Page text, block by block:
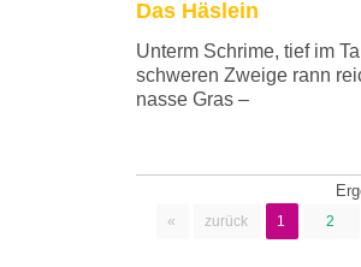
Das Häslein
Unterm Schrime, tief im
schweren Zweige rann
nasse Gras –
« zurück 1 2